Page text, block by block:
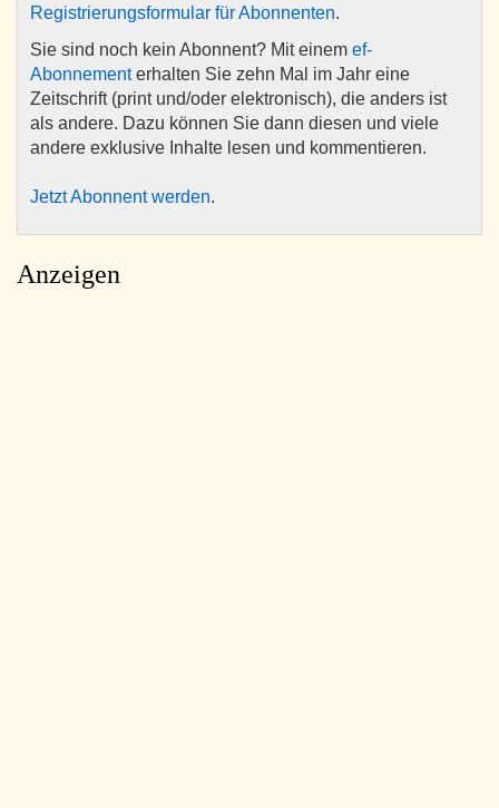
Registrierungsformular für Abonnenten.
Sie sind noch kein Abonnent? Mit einem ef-
Abonnementerhalten Sie zehn Mal im Jahr eine
Zeitschrift (print und/oder elektronisch), die anders ist
als andere. Dazu können Sie dann diesen und viele
andere exklusive Inhalte lesen und kommentieren.
Jetzt Abonnent werden.
Anzeigen